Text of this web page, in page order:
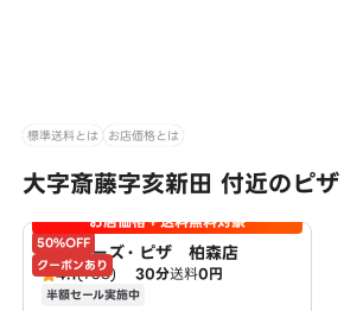
標準送料とは お店価格とは
大字斎藤字亥新田 付近のピザ
50%OFF
クーポンあり
お店価格＋送料無料対象
アオキーズ・ピザ 柏森店
4.1(768) 30分送料0円
半額セール実施中